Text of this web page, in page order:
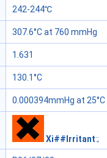
242-244℃
307.6°C at 760 mmHg
1.631
130.1°C
0.000394mmHg at 25°C
Xi##Irritant:;